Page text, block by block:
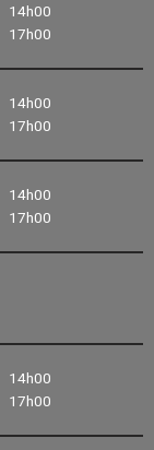
14h00
17h00
14h00
17h00
14h00
17h00
14h00
17h00